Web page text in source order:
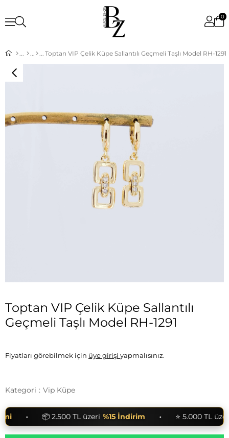
0
Toptan VIP Çelik Küpe Sallantılı Geçmeli Taşlı Model RH-1291
Toptan VIP Çelik Küpe Sallantılı
Geçmeli Taşlı Model RH-1291
Fiyatları görebilmek için üye girişi yapmalısınız.
Kategori : Vip Küpe
📦 2.500 TL üzeri %15 İndirim ⭐ 5.000 TL üzeri